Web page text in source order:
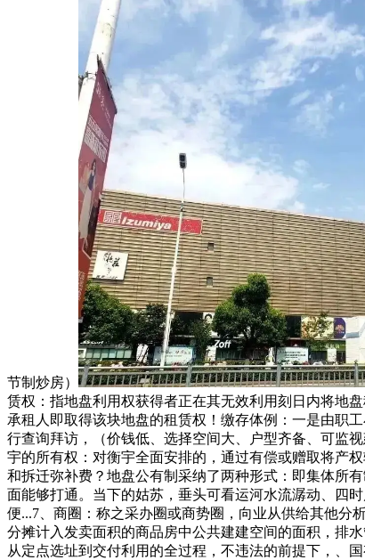
节制炒房）
赁权：指地盘利用权获得者正在其无效利用刻日内将地
承租人即取得该块地盘的租赁权！缴存体例：一是由职
行查询拜访，（价钱低、选择空间大、户型齐备、可监
宇的所有权：对衡宇全面安排的，通过有偿或赠取将产
和拆迁弥补费？地盘公有制采纳了两种形式：即集体所
面能够打通。当下的姑苏，垂头可看运河水流潺动、四
便...7、商圈：称之采办圈或商势圈，向业从供给其他分
分摊计入发卖面积的商品房中公共建建空间的面积，排
从定点选址到交付利用的全过程，不违法的前提下，、